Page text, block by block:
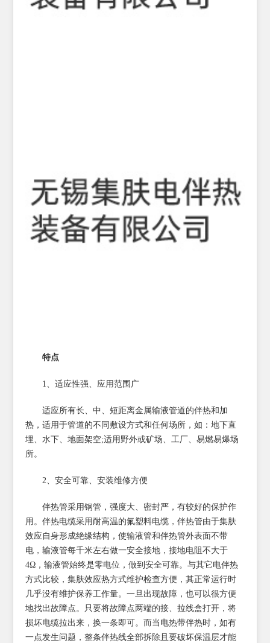
特点
1、适应性强、应用范围广
适应所有长、中、短距离金属输液管道的伴热和加
热，适用于管道的不同敷设方式和任何场所，如：地下直
埋、水下、地面架空;适用野外或矿场、工厂、易燃易爆场
所。
2、安全可靠、安装维修方便
伴热管采用钢管，强度大、密封严，有较好的保护作
用。伴热电缆采用耐高温的氟塑料电缆，伴热管由于集肤
效应自身形成绝缘结构，使输液管和伴热管外表面不带
电，输液管每千米左右做一安全接地，接地电阻不大于
4Ω，输液管始终是零电位，做到安全可靠。与其它电伴热
方式比较，集肤效应热方式维护检查方便，其正常运行时
几乎没有维护保养工作量。一旦出现故障，也可以很方便
地找出故障点。只要将故障点两端的接、拉线盒打开，将
损坏电缆拉出来，换一条即可。而当电热带伴热时，如有
一点发生问题，整条伴热线全部拆除且要破坏保温层才能